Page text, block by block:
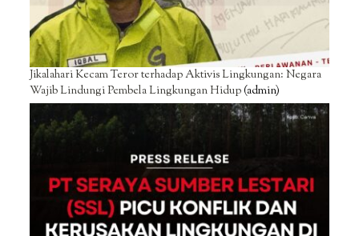
Jikalahari Kecam Teror terhadap Aktivis Lingkungan: Negara
Wajib Lindungi Pembela Lingkungan Hidup(admin)